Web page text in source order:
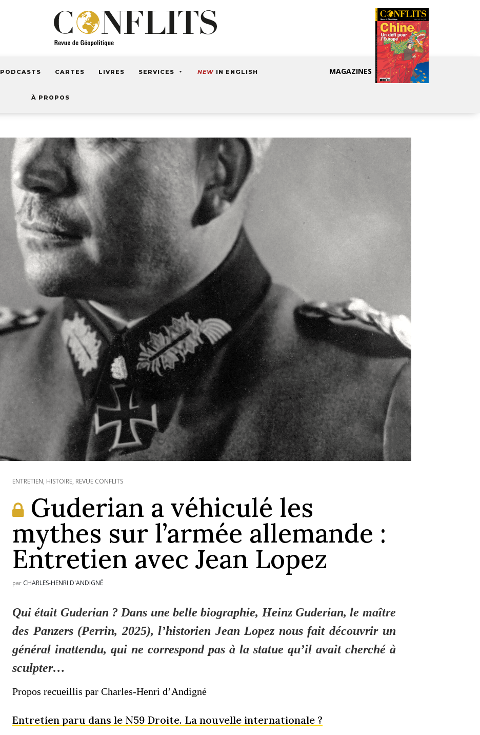
PODCASTS CARTES LIVRES SERVICES NEW IN ENGLISH
À PROPOS
MAGAZINES
ENTRETIEN, HISTOIRE, REVUE CONFLITS
Guderian a véhiculé les
mythes sur l’armée allemande :
Entretien avec Jean Lopez
par CHARLES-HENRI D'ANDIGNÉ
Qui était Guderian ? Dans une belle biographie, Heinz Guderian, le maître
des Panzers(Perrin, 2025), l’historien Jean Lopez nous fait découvrir un
général inattendu, qui ne correspond pas à la statue qu’il avait cherché à
sculpter…
Propos recueillis par Charles-Henri d’Andigné
Entretien paru dans le N59 Droite. La nouvelle internationale ?